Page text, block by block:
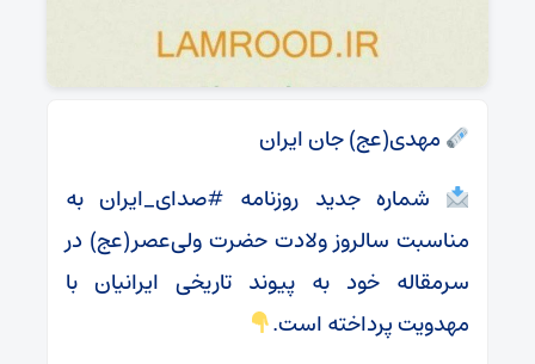
مهدی(عج) جان ایران
شماره جدید روزنامه #صدای_ایران به
مناسبت سالروز ولادت حضرت ولی‌عصر(عج) در
سرمقاله خود به پیوند تاریخی ایرانیان با
مهدویت پرداخته است.